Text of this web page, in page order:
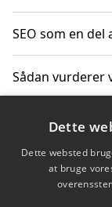
SEO som en
Sådan vurderer
Sådan får du
Dette
Dette websted
at bruge